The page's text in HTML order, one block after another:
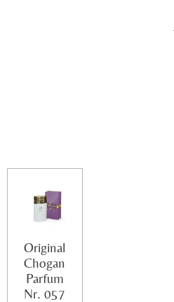
Original
Chogan
Parfum
Nr. 057